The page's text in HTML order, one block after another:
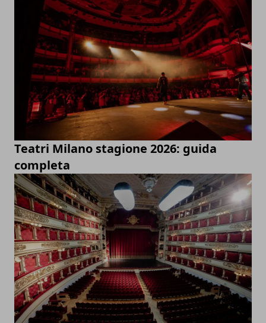
Teatri Milano stagione 2026: guida
completa